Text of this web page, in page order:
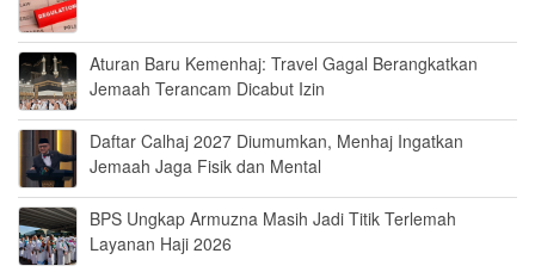
Aturan Baru Kemenhaj: Travel Gagal Berangkatkan
Jemaah Terancam Dicabut Izin
Daftar Calhaj 2027 Diumumkan, Menhaj Ingatkan
Jemaah Jaga Fisik dan Mental
BPS Ungkap Armuzna Masih Jadi Titik Terlemah
Layanan Haji 2026